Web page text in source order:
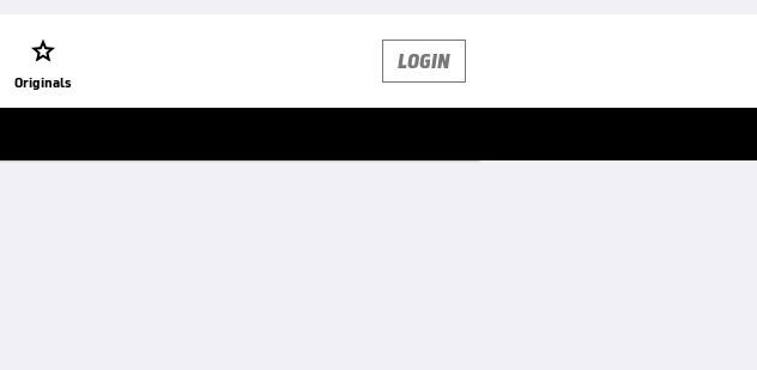

Originals
LOGIN